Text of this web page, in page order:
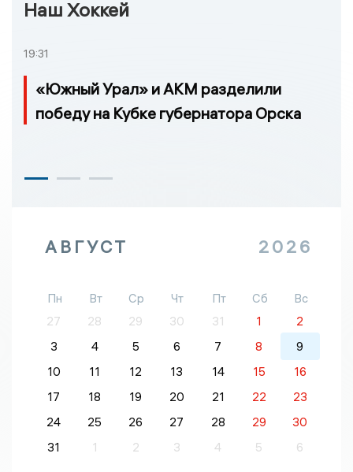
Наш Хоккей
19:31
«Южный Урал» и АКМ разделили
победу на Кубке губернатора Орска
АВГУСТ 2026
Пн Вт Ср Чт Пт Сб
Вс
27
28 29 30 31 1
2
3
4 5 6 7 8
9
10
11 12 13 14 15
16
17
18 19 20 21 22
23
24
25 26 27 28 29
30
31
1 2 3 4 5 6